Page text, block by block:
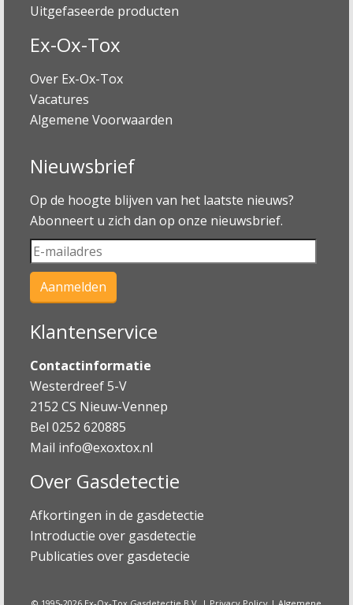
Uitgefaseerde producten
Ex-Ox-Tox
Over Ex-Ox-Tox
Vacatures
Algemene Voorwaarden
Nieuwsbrief
Op de hoogte blijven van het laatste nieuws?
Abonneert u zich dan op onze nieuwsbrief.
Klantenservice
Contactinformatie
Westerdreef 5-V
2152 CS Nieuw-Vennep
Bel 0252 620885
Mail info@exoxtox.nl
Over Gasdetectie
Afkortingen in de gasdetectie
Introductie over gasdetectie
Publicaties over gasdetecie